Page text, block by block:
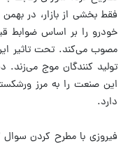
خودرو را بر اساس ضوابط
مصوب می‌کند. تحت تاثیر
تولید کنندگان موج می‌زند.
این صنعت را به مرز
دارد.
فیروزی با مطرح کردن سوال